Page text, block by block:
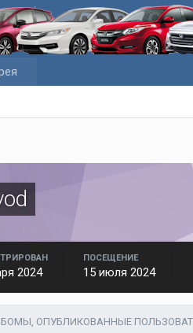
2024
ПОСЕЩЕНИЕ
15 июля 2024
ОПУБЛИКОВАННЫЕ